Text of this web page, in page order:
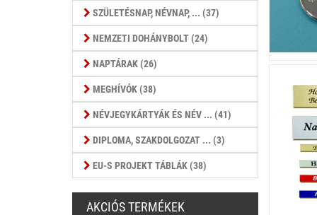
SZÜLETÉSNAP, NÉVNAP, ... (37)
NEMZETI DOHÁNYBOLT (24)
NAPTÁRAK (26)
MEGHÍVÓK (38)
NÉVJEGYKÁRTYÁK ÉS NÉV ... (41)
DIPLOMA, SZAKDOLGOZAT ... (3)
EU-S PROJEKT TÁBLÁK (38)
AKCIÓS TERMÉKEK